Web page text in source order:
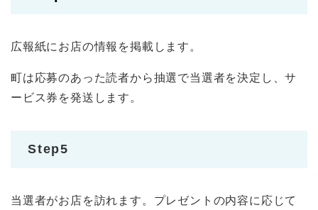
広報紙にお店の情報を掲載します。
町は応募のあった読者から抽選で当選者を決定し、サ
ービス券を発送します。
Step5
当選者がお店を訪れます。プレゼントの内容に応じて